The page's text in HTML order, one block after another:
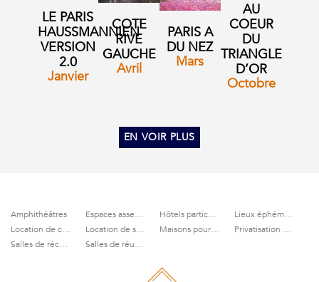
LE PARIS
HAUSSMANNIEN
VERSION
2.0
Janvier
COTE
RIVE
GAUCHE
Avril
PARIS A
DU NEZ
Mars
AU
COEUR
DU
TRIANGLE
D’OR
Octobre
EN VOIR PLUS
Amphithéâtres Espaces assemblées générales Hôtels particuliers
Lieux éphémères
Location de cinémas
Location de salles à Paris Maisons pour soirées privées
Privatisation de terrasses
Salles de réception
Salles de réunion